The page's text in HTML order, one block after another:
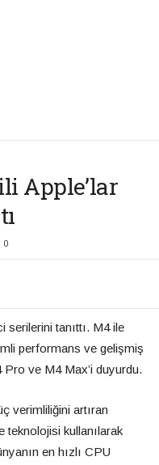
Apple’lar
0
serilerini tanıttı. M4 ile
performans ve gelişmiş
ve M4 Max’i duyurdu.
verimliliğini artıran
teknolojisi kullanılarak
en hızlı CPU